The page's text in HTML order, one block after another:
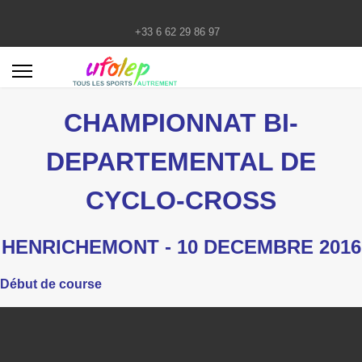
+33 6 62 29 86 97
CHAMPIONNAT BI-
DEPARTEMENTAL DE
CYCLO-CROSS
HENRICHEMONT - 10 DECEMBRE 2016
Début de course